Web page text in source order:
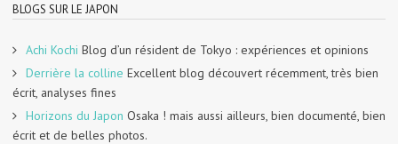
BLOGS SUR LE JAPON
Achi Kochi Blog d’un résident de Tokyo : expériences et opinions
Derrière la colline Excellent blog découvert récemment, très bien
écrit, analyses fines
Horizons du Japon Osaka ! mais aussi ailleurs, bien documenté, bien
écrit et de belles photos.